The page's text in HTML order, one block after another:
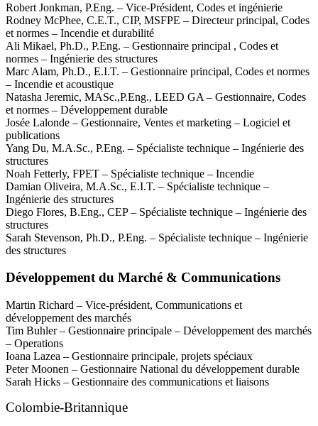
Robert Jonkman, P.Eng. – Vice-Président, Codes et ingénierie
Rodney McPhee, C.E.T., CIP, MSFPE – Directeur principal, Codes
et normes – Incendie et durabilité
Ali Mikael, Ph.D., P.Eng. – Gestionnaire principal , Codes et
normes – Ingénierie des structures
Marc Alam, Ph.D., E.I.T. – Gestionnaire principal, Codes et normes
– Incendie et acoustique
Natasha Jeremic, MASc.,P.Eng., LEED GA – Gestionnaire, Codes
et normes – Développement durable
Josée Lalonde – Gestionnaire, Ventes et marketing – Logiciel et
publications
Yang Du, M.A.Sc., P.Eng. – Spécialiste technique – Ingénierie des
structures
Noah Fetterly, FPET – Spécialiste technique – Incendie
Damian Oliveira, M.A.Sc., E.I.T. – Spécialiste technique –
Ingénierie des structures
Diego Flores, B.Eng., CEP – Spécialiste technique – Ingénierie des
structures
Sarah Stevenson, Ph.D., P.Eng. – Spécialiste technique – Ingénierie
des structures
Développement du Marché & Communications
Martin Richard – Vice-président, Communications et
développement des marchés
Tim Buhler – Gestionnaire principale – Développement des marchés
– Operations
Ioana Lazea – Gestionnaire principale, projets spéciaux
Peter Moonen – Gestionnaire National du développement durable
Sarah Hicks – Gestionnaire des communications et liaisons
Colombie-Britannique